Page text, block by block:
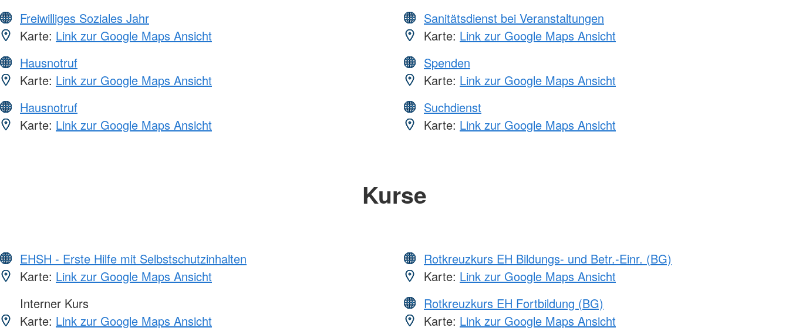
Freiwilliges Soziales Jahr
Karte: Link zur Google Maps Ansicht
Hausnotruf
Karte: Link zur Google Maps Ansicht
Hausnotruf
Karte: Link zur Google Maps Ansicht
Sanitätsdienst bei Veranstaltungen
Karte: Link zur Google Maps Ansicht
Spenden
Karte: Link zur Google Maps Ansicht
Suchdienst
Karte: Link zur Google Maps Ansicht
Kurse
EHSH - Erste Hilfe mit Selbstschutzinhalten
Karte: Link zur Google Maps Ansicht
Interner Kurs
Karte: Link zur Google Maps Ansicht
Rotkreuzkurs EH Bildungs- und Betr.-Einr. (BG)
Karte: Link zur Google Maps Ansicht
Rotkreuzkurs EH Fortbildung (BG)
Karte: Link zur Google Maps Ansicht